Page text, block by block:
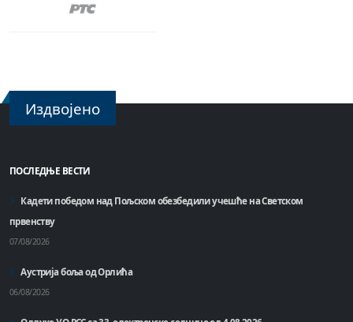
Издвојено
ПОСЛЕДЊЕ ВЕСТИ
Кадети победом над Пољском обезбедили учешће на Светском
првенству
07/08/2026
Аустрија боља од Орлића
06/08/2026